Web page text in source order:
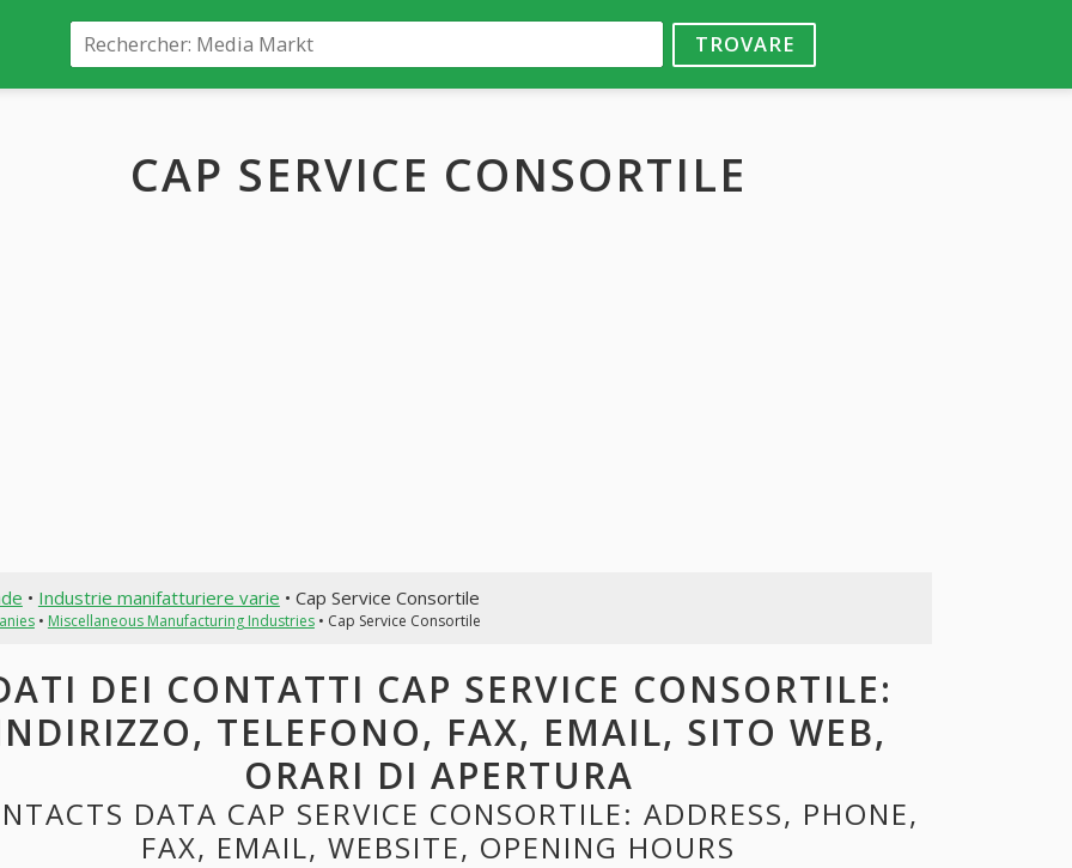
TROVARE
CAP SERVICE CONSORTILE
• Industrie manifatturiere varie • Cap Service Consortile
• Miscellaneous Manufacturing Industries• Cap Service Consortile
DEI CONTATTI CAP SERVICE CONSORTILE:
TELEFONO, FAX, EMAIL, SITO WEB,
ORARI DI APERTURA
DATA CAP SERVICE CONSORTILE: ADDRESS, PHONE,
FAX, EMAIL, WEBSITE, OPENING HOURS